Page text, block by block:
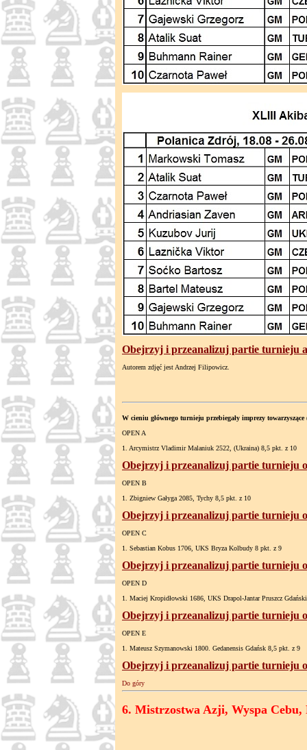
Obejrzyj i przeanalizuj partie turnieju
Autorem zdjęć jest Andrzej Filipowicz.
W cieniu głównego turnieju przebiegały imprezy towarzyszące
OPEN A
1. Arcymistrz Vladimir Malaniuk 2522, (Ukraina) 8,5 pkt. z 10
Obejrzyj i przeanalizuj partie turnieju
OPEN B
1. Zbigniew Gałyga 2085, Tychy 8,5 pkt. z 10
Obejrzyj i przeanalizuj partie turnieju
OPEN C
1. Sebastian Kobus 1706, UKS Bryza Kolbudy 8 pkt. z 9
Obejrzyj i przeanalizuj partie turnieju
OPEN D
1. Maciej Kropidłowski 1686, UKS Drapol-Jantar Pruszcz
Obejrzyj i przeanalizuj partie turnieju
OPEN E
1. Mateusz Szymanowski 1800. Gedanensis Gdańsk 8,5 pkt. z 9
Obejrzyj i przeanalizuj partie turnieju
Do góry
6. Mistrzostwa Azji, Wyspa Cebu,